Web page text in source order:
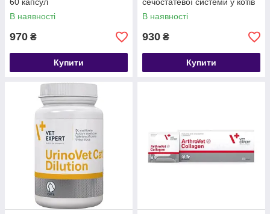
В наявності
970 ₴
Купити
45 табл
В наявності
930 ₴
Купити